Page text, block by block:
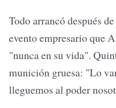
Todo arrancó después
evento empresario que
"nunca en su vida".
munición gruesa: "Lo
lleguemos al poder